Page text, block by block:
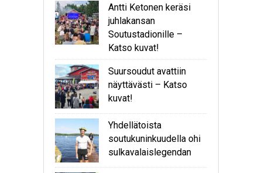
Antti Ketonen keräsi
juhlakansan
Soutustadionille –
Katso kuvat!
Suursoudut avattiin
näyttävästi – Katso
kuvat!
Yhdellätoista
soutukuninkuudella ohi
sulkavalaislegendan